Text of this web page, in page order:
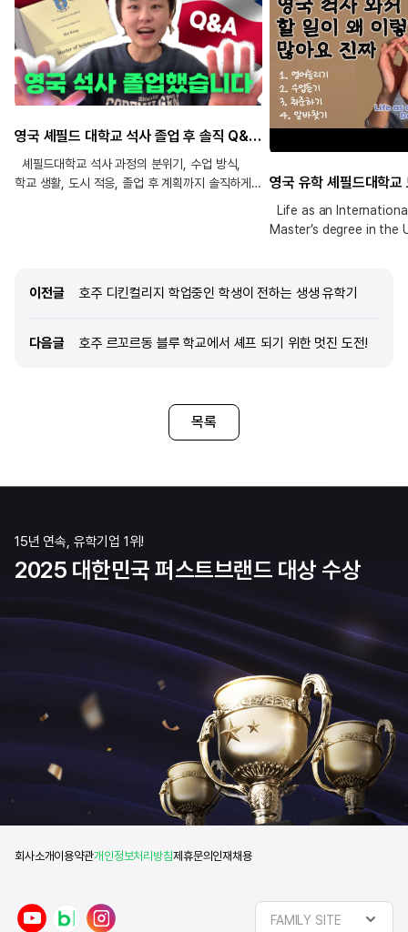
영국 셰필드 대학교 석사 졸업 후 솔직 Q&A | 유학 만족도, 수업, 취업, 생활까지
셰필드대학교 석사 과정의 분위기, 수업 방식,
학교 생활, 도시 적응, 졸업 후 계획까지 솔직하게
Life as an
Master’s degree in the
이전글 이전글
호주 디킨컬리지 학업중인 학생이 전하는 생생 유학기
다음글 다음글
호주 르꼬르동 블루 학교에서 셰프 되기 위한 멋진 도전!
목록
15년 연속, 유학기업 1위!
2025 대한민국 퍼스트브랜드 대상 수상
회사소개이용약관개인정보처리방침제휴문의 인재채용
n
a
FAMILY SITE